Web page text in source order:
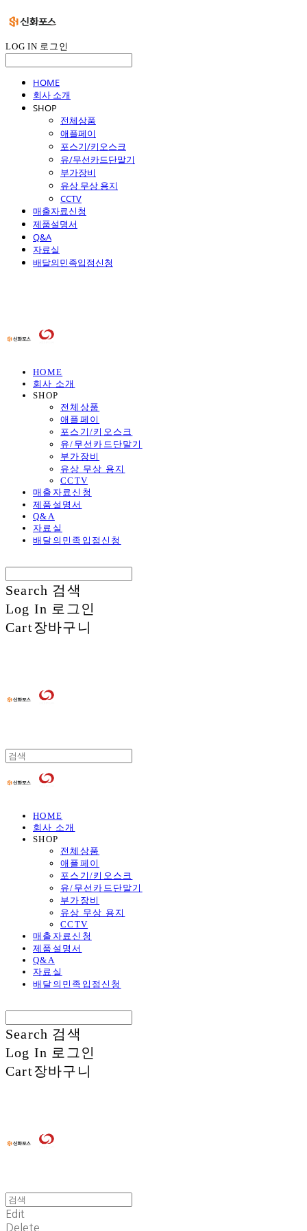
LOG IN 로그인
HOME
회사 소개
SHOP
전체상품
애플페이
포스기/키오스크
유/무선카드단말기
부가장비
유상 무상 용지
CCTV
매출자료신청
제품설명서
Q&A
자료실
배달의민족입점신청
HOME
회사 소개
SHOP
전체상품
애플페이
포스기/키오스크
유/무선카드단말기
부가장비
유상 무상 용지
CCTV
매출자료신청
제품설명서
Q&A
자료실
배달의민족입점신청
Search 검색
Log In 로그인
Cart장바구니
HOME
회사 소개
SHOP
전체상품
애플페이
포스기/키오스크
유/무선카드단말기
부가장비
유상 무상 용지
CCTV
매출자료신청
제품설명서
Q&A
자료실
배달의민족입점신청
Search 검색
Log In 로그인
Cart장바구니
Edit
Delete